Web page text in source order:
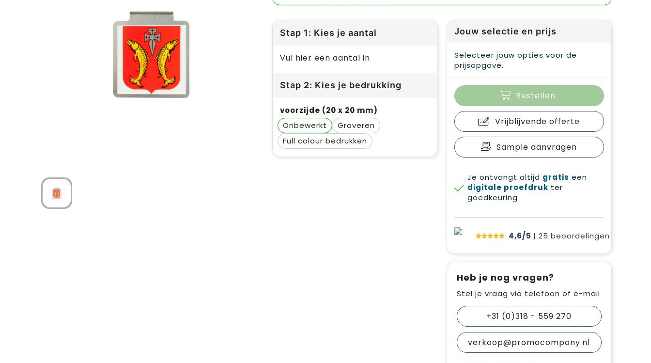
Stap 1: Kies je aantal
Vul hier een aantal in
Stap 2: Kies je bedrukking
voorzijde (20 x 20 mm)
Onbewerkt
Graveren
Full colour
Jouw selectie en prijs
Selecteer jouw opties voor de
prijsopgave.
Bestellen
Vrijblijvende offerte
Sample aanvragen
Je ontvangt altijd gratis een
digitale proefdruk ter
goedkeuring
4,6/5 | 25 beoordelingen
Heb je nog vragen?
Stel je vraag via telefoon of e-mail
+31 (0)318 - 559 270
verkoop@promocompany.nl